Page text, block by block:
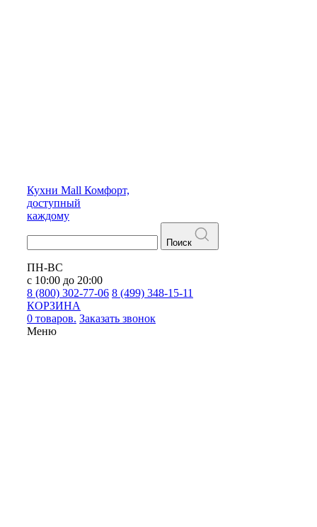
Кухни Mall Комфорт,
доступный
каждому
Поиск
ПН-ВС
с 10:00 до 20:00
8 (800) 302-77-06 8 (499) 348-15-11
КОРЗИНА
0 товаров. Заказать звонок
Меню